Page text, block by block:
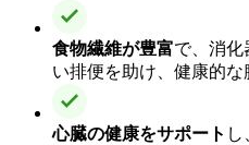
食物繊維が豊富で、消化
い排便を助け、健康的な
心臓の健康をサポート し